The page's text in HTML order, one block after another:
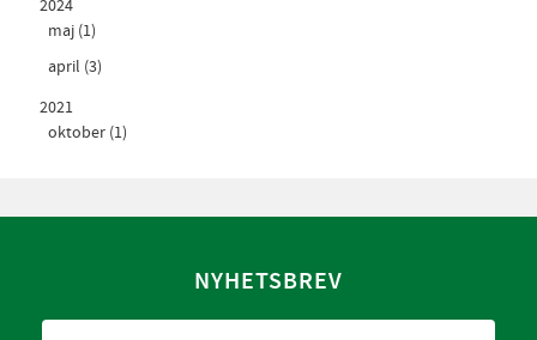
2024
maj (1)
april (3)
2021
oktober (1)
NYHETSBREV